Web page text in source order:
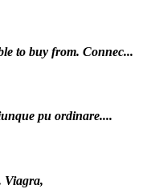
to buy from. Connec...
pu ordinare....
Viagra,